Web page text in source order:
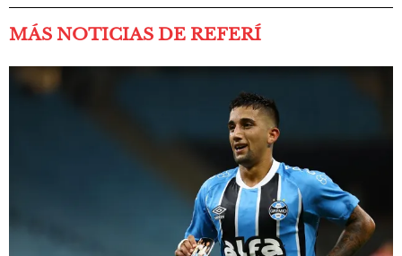
MÁS NOTICIAS DE REFERÍ